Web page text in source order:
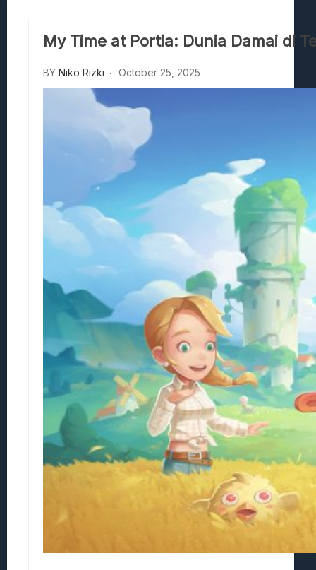
Stranded Alien Dawn: Cara
Desolate: Tips Bertahan Dan Strategi
My Time at Portia: Dunia Damai di
BY Niko Rizki October 25, 2025